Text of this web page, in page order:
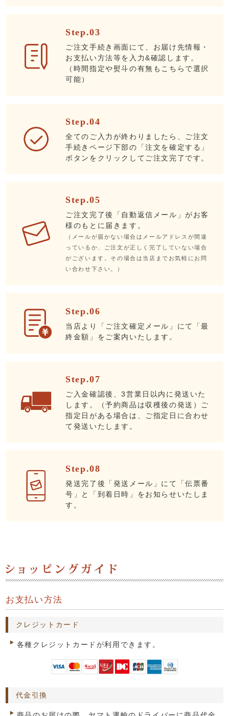
Step.03
ご注文手続き画面にて、お届け先情報・
お支払い方法等を入力&確認します。
（時間指定や熨斗の有無もこちらで選択
可能）
Step.04
全てのご入力が終わりましたら、ご注文
手続きページ下部の「注文を確定する」
ボタンをクリックしてご注文完了です。
Step.05
ご注文完了後「自動返信メール」がお客
様のもとに届きます。
（メールが届かない場合はメールアドレスが間違
っているか、ご注文が正しく完了していない場合
がございます。その場合は当店までお気軽にお問
い合わせ下さい。）
Step.06
当店より「ご注文確定メール」にて「最
終金額」をご案内いたします。
Step.07
ご入金確認後、3営業日以内に発送いた
します。（予約商品は収穫後の発送）ご
指定日がある場合は、ご指定日に合わせ
て発送いたします。
Step.08
発送完了後「発送メール」にて「伝票番
号」と「到着日時」をお知らせいたしま
す。
お支払い方法
クレジットカード
各種クレジットカードが利用できます。
代金引換